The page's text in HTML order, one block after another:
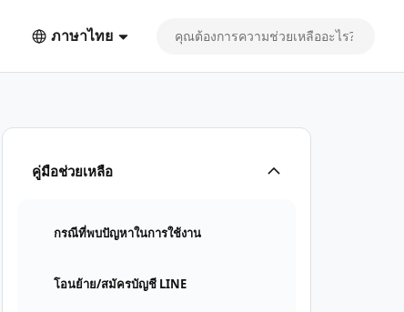
ภาษาไทย
คู่มือช่วยเหลือ
กรณีที่พบปัญหาในการใช้งาน
โอนย้าย/สมัครบัญชี LINE